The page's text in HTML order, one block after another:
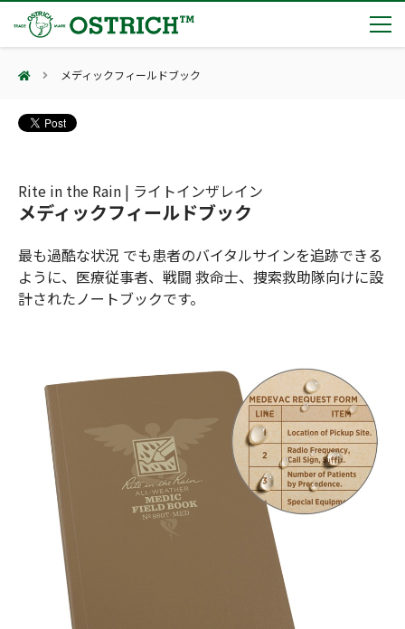
製品カテゴリー
輸血保冷庫
(Bear Avoidance)
防刃対策
(Cut Resistant)
止血・止血キット
(Massive Hemorrhage)
気道管理
(Airway)
(Circulation)
低体温防止
(Hypothermia)
もっと見る
製品をキーワードで検索
夏季休業のお知らせ
第7回 地域×Tech東北 ご来場ありがとうございました！
2展示会【①危機管理産業展(RISCON TOKYO)2026】【②テロ対策特殊装備展（SEECAT）】に同時出展いたします
オーストリッチ熊対策カタログ
もっと見る
会社案内
会社案内
会社概要
カタログ
採用情報（外部サイトに移動します）
お問合せ
オンラインショップ
メディックフィールドブック
Rite in the Rain | ライトインザレイン
メディックフィールドブック
最も過酷な状況 でも患者のバイタルサインを追跡できる
ように、医療従事者、戦闘 救命士、捜索救助隊向けに設
計されたノートブックです。